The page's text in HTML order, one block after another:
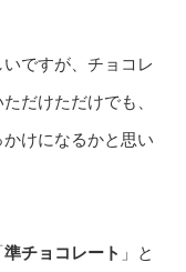
ですが、チョコレ
だけただけでも、
けになるかと思い
準チョコレート 」と